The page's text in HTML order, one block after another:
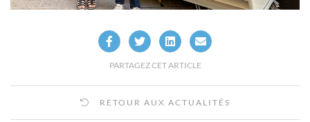
PARTAGEZ CET ARTICLE
RETOUR AUX ACTUALITÉS